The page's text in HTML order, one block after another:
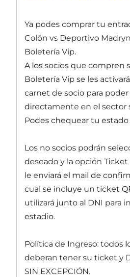
Ya podes comprar tu
Colón vs Deportivo
Boletería Vip.
A los socios que compren
Boletería Vip se les
carnet de socio para
directamente en el sector
Podes chequear tu estado
Los no socios podrán
deseado y la opción Ticket
le enviará el mail de
cual se incluye un ticket
utilizará junto al DNI para
estadio.
Política de Ingreso: todos
deberan tener su ticket y
SIN EXCEPCIÓN.